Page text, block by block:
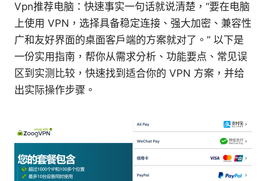
Vpn推荐电脑：快速事实一句话就说清楚，“要在电脑
上使用 VPN，选择具备稳定连接、强大加密、兼容性
广和友好界面的桌面客户端的方案就对了。” 以下是
一份实用指南，帮你从需求分析、功能要点、常见误
区到实测比较，快速找到适合你的 VPN 方案，并给
出实际操作步骤。